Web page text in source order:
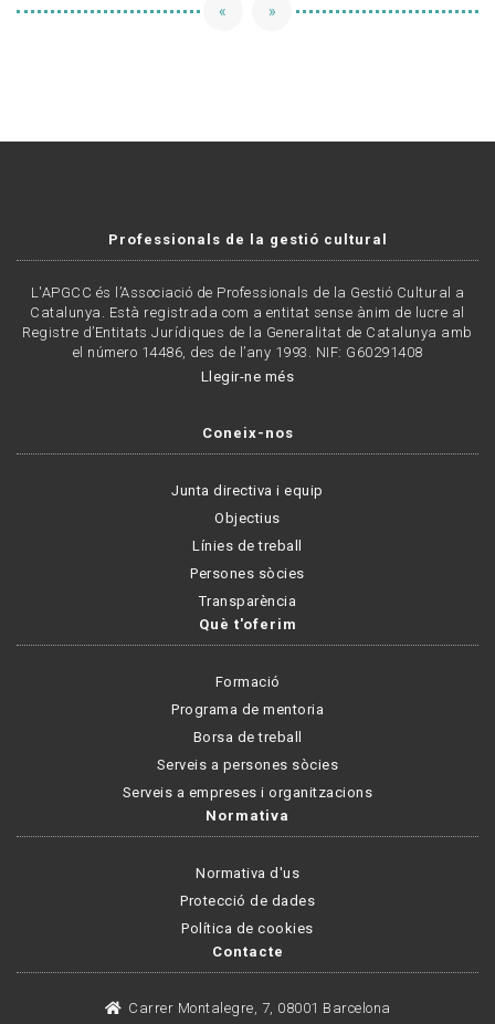
« »
Professionals de la gestió cultural
L'APGCC és l’Associació de Professionals de la Gestió Cultural a
Catalunya. Està registrada com a entitat sense ànim de lucre al
Registre d’Entitats Jurídiques de la Generalitat de Catalunya amb
el número 14486, des de l’any 1993. NIF: G60291408
Llegir-ne més
Coneix-nos
Junta directiva i equip
Objectius
Línies de treball
Persones sòcies
Transparència
Què t'oferim
Formació
Programa de mentoria
Borsa de treball
Serveis a persones sòcies
Serveis a empreses i organitzacions
Normativa
Normativa d'us
Protecció de dades
Política de cookies
Contacte
Carrer Montalegre, 7, 08001 Barcelona